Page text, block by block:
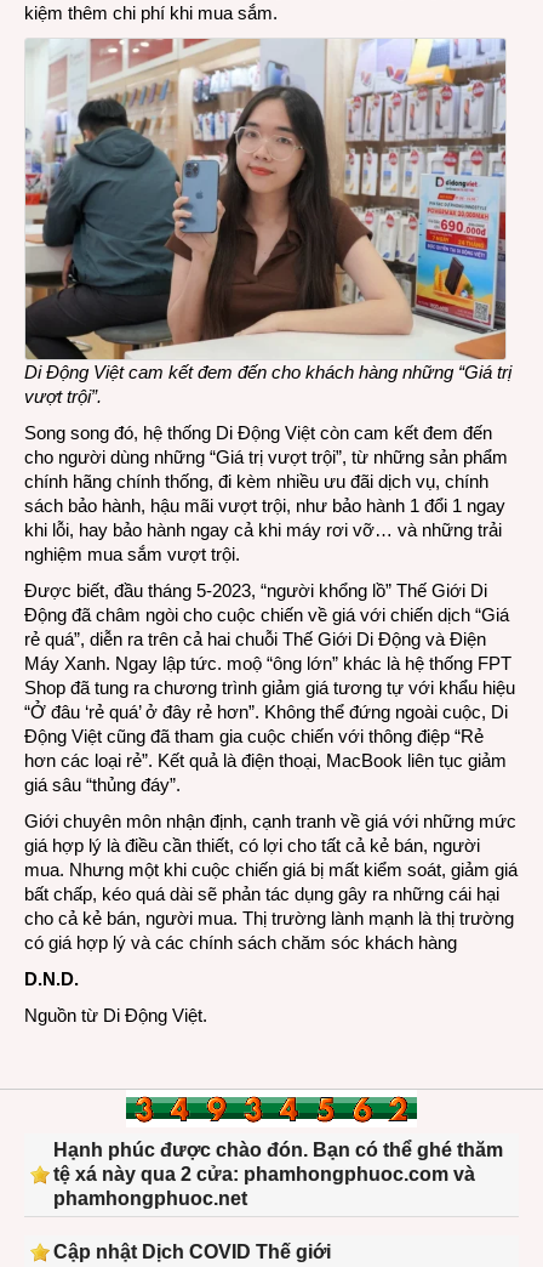
kiệm thêm chi phí khi mua sắm.
Di Động Việt cam kết đem đến cho khách hàng những “Giá trị
vượt trội”.
Song song đó, hệ thống Di Động Việt còn cam kết đem đến
cho người dùng những “Giá trị vượt trội”, từ những sản phẩm
chính hãng chính thống, đi kèm nhiều ưu đãi dịch vụ, chính
sách bảo hành, hậu mãi vượt trội, như bảo hành 1 đổi 1 ngay
khi lỗi, hay bảo hành ngay cả khi máy rơi vỡ… và những trải
nghiệm mua sắm vượt trội.
Được biết, đầu tháng 5-2023, “người khổng lồ” Thế Giới Di
Động đã châm ngòi cho cuộc chiến về giá với chiến dịch “Giá
rẻ quá”, diễn ra trên cả hai chuỗi Thế Giới Di Động và Điện
Máy Xanh. Ngay lập tức. moộ “ông lớn” khác là hệ thống FPT
Shop đã tung ra chương trình giảm giá tương tự với khẩu hiệu
“Ở đâu ‘rẻ quá’ ở đây rẻ hơn”. Không thể đứng ngoài cuộc, Di
Động Việt cũng đã tham gia cuộc chiến với thông điệp “Rẻ
hơn các loại rẻ”. Kết quả là điện thoại, MacBook liên tục giảm
giá sâu “thủng đáy”.
Giới chuyên môn nhận định, cạnh tranh về giá với những mức
giá hợp lý là điều cần thiết, có lợi cho tất cả kẻ bán, người
mua. Nhưng một khi cuộc chiến giá bị mất kiểm soát, giảm giá
bất chấp, kéo quá dài sẽ phản tác dụng gây ra những cái hại
cho cả kẻ bán, người mua. Thị trường lành mạnh là thị trường
có giá hợp lý và các chính sách chăm sóc khách hàng
D.N.D.
Nguồn từ Di Động Việt.
Hạnh phúc được chào đón. Bạn có thể ghé thăm
tệ xá này qua 2 cửa: phamhongphuoc.com và
phamhongphuoc.net
Cập nhật Dịch COVID Thế giới